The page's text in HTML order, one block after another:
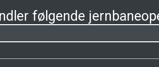
følgende